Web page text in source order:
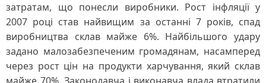
затратам, що понесли виробники. Рост інфляції у
2007 році став найвищим за останні 7 років, спад
виробництва склав майже 6%. Найбільшого удару
задано малозабезпеченим громадянам, насамперед
через рост цін на продукти харчування, який склав